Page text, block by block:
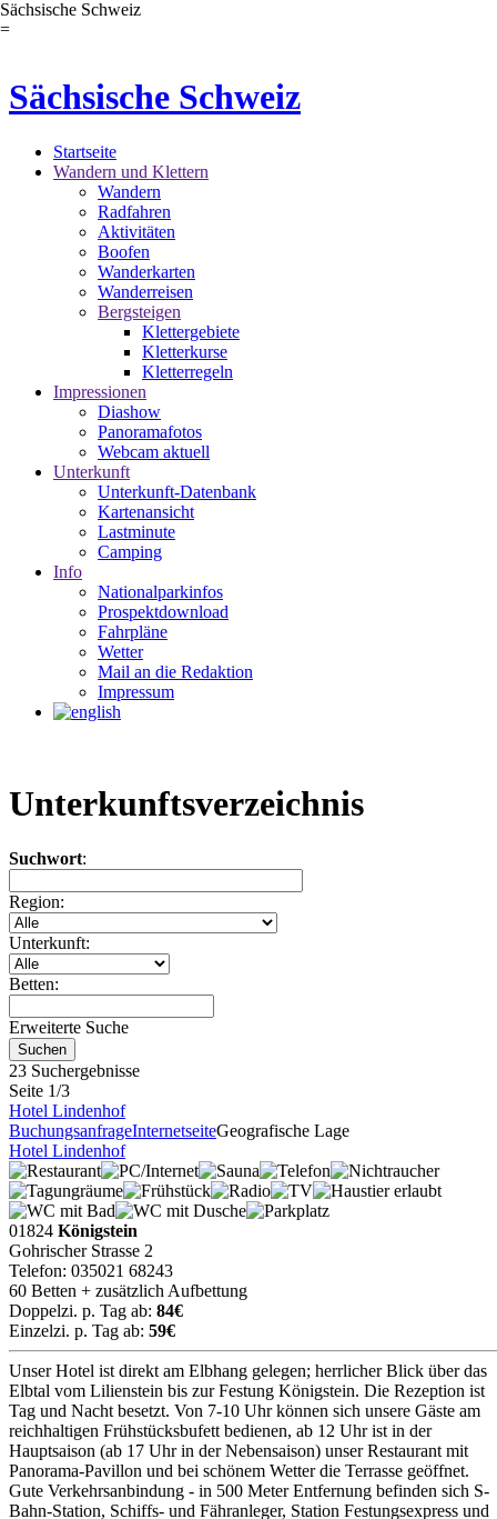
Sächsische Schweiz
=
Sächsische Schweiz
Startseite
Wandern und Klettern
Wandern
Radfahren
Aktivitäten
Boofen
Wanderkarten
Wanderreisen
Bergsteigen
Klettergebiete
Kletterkurse
Kletterregeln
Impressionen
Diashow
Panoramafotos
Webcam aktuell
Unterkunft
Unterkunft-Datenbank
Kartenansicht
Lastminute
Camping
Info
Nationalparkinfos
Prospektdownload
Fahrpläne
Wetter
Mail an die Redaktion
Impressum
Unterkunftsverzeichnis
Suchwort:
Region:
Unterkunft:
Betten:
Erweiterte Suche
23 Suchergebnisse
Seite 1/3
Hotel Lindenhof
BuchungsanfrageInternetseiteGeografische Lage
Hotel Lindenhof
01824 Königstein
Gohrischer Strasse 2
Telefon: 035021 68243
60 Betten + zusätzlich Aufbettung
Doppelzi. p. Tag ab: 84€
Einzelzi. p. Tag ab: 59€
Unser Hotel ist direkt am Elbhang gelegen; herrlicher Blick über das
Elbtal vom Lilienstein bis zur Festung Königstein. Die Rezeption ist
Tag und Nacht besetzt. Von 7-10 Uhr können sich unsere Gäste am
reichhaltigen Frühstücksbufett bedienen, ab 12 Uhr ist in der
Hauptsaison (ab 17 Uhr in der Nebensaison) unser Restaurant mit
Panorama-Pavillon und bei schönem Wetter die Terrasse geöffnet.
Gute Verkehrsanbindung - in 500 Meter Entfernung befinden sich S-
Bahn-Station, Schiffs- und Fähranleger, Station Festungsexpress und